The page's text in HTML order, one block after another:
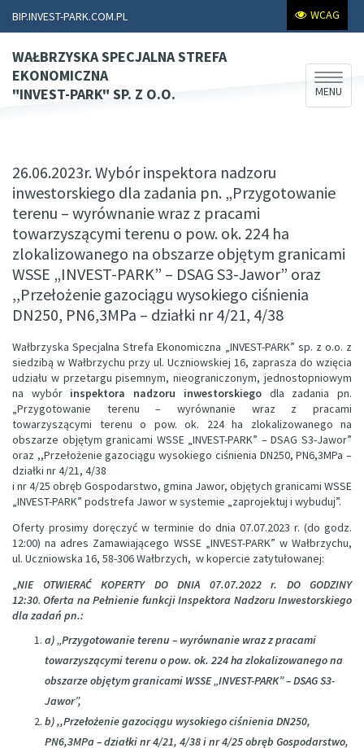
BIP.INVEST-PARK.COM.PL WCAG
WAŁBRZYSKA SPECJALNA STREFA
EKONOMICZNA
"INVEST-PARK" SP. Z O.O.
Rozwiń
MENU
26.06.2023r. Wybór inspektora nadzoru
inwestorskiego dla zadania pn. „Przygotowanie
terenu – wyrównanie wraz z pracami
towarzyszącymi terenu o pow. ok. 224 ha
zlokalizowanego na obszarze objętym granicami
WSSE „INVEST-PARK” – DSAG S3-Jawor” oraz
,,Przełożenie gazociągu wysokiego ciśnienia
DN250, PN6,3MPa – działki nr 4/21, 4/38
Wałbrzyska Specjalna Strefa Ekonomiczna „INVEST-PARK” sp. z o.o. z
siedzibą w Wałbrzychu przy ul. Uczniowskiej 16, zaprasza do wzięcia
udziału w przetargu pisemnym, nieograniczonym, jednostopniowym
na wybórinspektora nadzoru inwestorskiego dla zadania pn.
„Przygotowanie terenu – wyrównanie wraz z pracami
towarzyszącymi terenu o pow. ok. 224 ha zlokalizowanego na
obszarze objętym granicami WSSE „INVEST-PARK” – DSAG S3-Jawor”
oraz ,,Przełożenie gazociągu wysokiego ciśnienia DN250, PN6,3MPa –
działki nr 4/21, 4/38
i nr 4/25 obręb Gospodarstwo, gmina Jawor, objętych granicami WSSE
„INVEST-PARK” podstrefa Jawor w systemie „zaprojektuj i wybuduj”.
Oferty prosimy doręczyć w terminie do dnia 07.07.2023 r. (do godz.
12:00) na adres Zamawiającego WSSE „INVEST-PARK” w Wałbrzychu,
ul. Uczniowska 16, 58-306 Wałbrzych, w kopercie zatytułowanej:
„NIE OTWIERAĆ KOPERTY DO DNIA 07.07.2022 r. DO GODZINY
12:30. Oferta na Pełnienie funkcji Inspektora Nadzoru Inwestorskiego
dla zadań pn.:
a) „Przygotowanie terenu – wyrównanie wraz z pracami
towarzyszącymi terenu o pow. ok. 224 ha zlokalizowanego na
obszarze objętym granicami WSSE „INVEST-PARK” – DSAG S3-
Jawor”,
b) ,,Przełożenie gazociągu wysokiego ciśnienia DN250,
PN6,3MPa – działki nr 4/21, 4/38 i nr 4/25 obręb Gospodarstwo,